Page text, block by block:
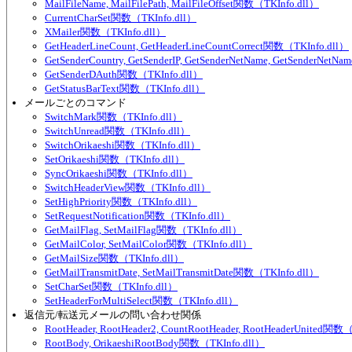
MailFileName, MailFilePath, MailFileOffset関数（TKInfo.dll）
CurrentCharSet関数（TKInfo.dll）
XMailer関数（TKInfo.dll）
GetHeaderLineCount, GetHeaderLineCountCorrect関数（TKInfo.dll）
GetSenderCountry, GetSenderIP, GetSenderNetName,
GetSenderDAuth関数（TKInfo.dll）
GetStatusBarText関数（TKInfo.dll）
メールごとのコマンド
SwitchMark関数（TKInfo.dll）
SwitchUnread関数（TKInfo.dll）
SwitchOrikaeshi関数（TKInfo.dll）
SetOrikaeshi関数（TKInfo.dll）
SyncOrikaeshi関数（TKInfo.dll）
SwitchHeaderView関数（TKInfo.dll）
SetHighPriority関数（TKInfo.dll）
SetRequestNotification関数（TKInfo.dll）
GetMailFlag, SetMailFlag関数（TKInfo.dll）
GetMailColor, SetMailColor関数（TKInfo.dll）
GetMailSize関数（TKInfo.dll）
GetMailTransmitDate, SetMailTransmitDate関数（TKInfo.dll）
SetCharSet関数（TKInfo.dll）
SetHeaderForMultiSelect関数（TKInfo.dll）
返信元/転送元メールの問い合わせ関係
RootHeader, RootHeader2, CountRootHeader, RootHeaderUnited関数
RootBody, OrikaeshiRootBody関数（TKInfo.dll）